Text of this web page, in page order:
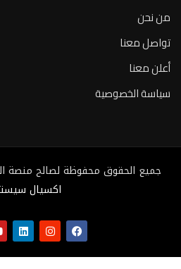
من نحن
تواصل معنا
أعلن معنا
سياسة الخصوصية
جميع الحقوق محفوظة لصالح منصة القرار
اكسيال